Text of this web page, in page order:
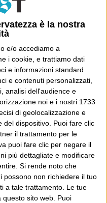
è la nostra
e/o accediamo a
i cookie, e trattiamo dati
e informazioni standard
e contenuti personalizzati,
analisi dell'audience e
noi e i nostri 1733
di geolocalizzazione e
del dispositivo. Puoi fare clic
il trattamento per le
puoi fare clic per negare il
più dettagliate e modificare
Si rende noto che
possono non richiedere il tuo
a tale trattamento. Le tue
questo sito web. Puoi